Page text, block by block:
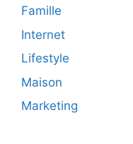
Famille
Internet
Lifestyle
Maison
Marketing